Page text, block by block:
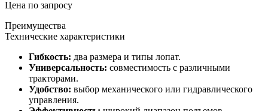
Цена по запросу
Преимущества
Технические характеристики
Гибкость: два размера и типы лопат.
Универсальность: совместимость с различными
тракторами.
Удобство: выбор механического или гидравлического
управления.